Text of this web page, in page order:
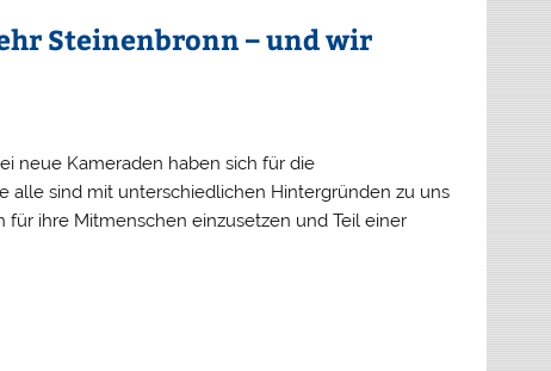
Steinenbronn – und wir
neue Kameraden haben sich für die
alle sind mit unterschiedlichen Hintergründen zu uns
ihre Mitmenschen einzusetzen und Teil einer